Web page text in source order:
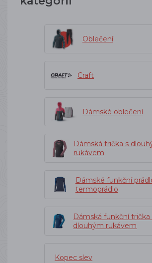
Oblečení
Craft
Dámské oblečení
Dámská trička s
rukávem
Dámské funkční
termoprádlo
Dámská funkční trička
dlouhým rukávem
Kopec slev